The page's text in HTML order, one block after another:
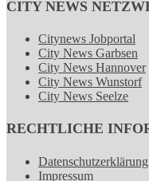
CITY NEWS
Citynews Jobportal
City News Garbsen
City News Hannover
City News Wunstorf
City News Seelze
RECHTLICHE
Datenschutzerklärung
Impressum